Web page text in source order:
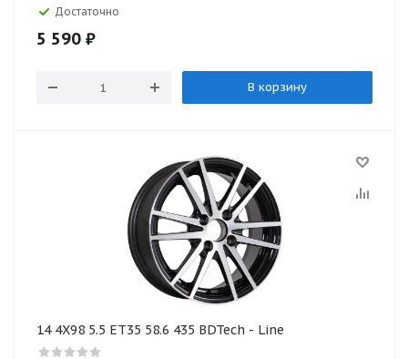
Достаточно
5 590 ₽
В корзину
14 4X98 5.5 ET35 58.6 435 BDTech - Line